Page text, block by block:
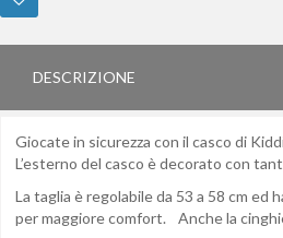
DESCRIZIONE
Giocate in sicurezza con il casco di
L’esterno del casco è decorato con
La taglia è regolabile da 53 a 58 cm ed
per maggiore comfort. Anche la